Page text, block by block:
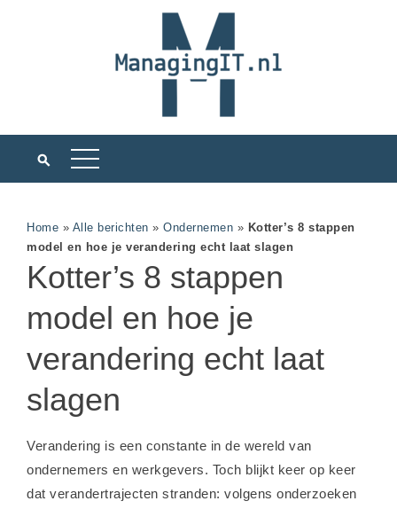
Home » Alle berichten » Ondernemen » Kotter’s 8 stappen
model en hoe je verandering echt laat slagen
Kotter’s 8 stappen
model en hoe je
verandering echt laat
slagen
Verandering is een constante in de wereld van
ondernemers en werkgevers. Toch blijkt keer op keer
dat verandertrajecten stranden: volgens onderzoeken